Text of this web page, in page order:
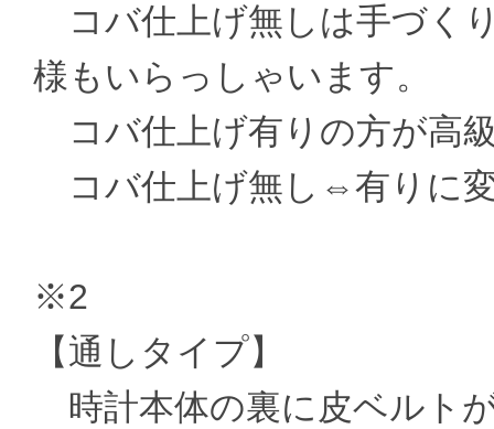
コバ仕上げ無しは手づく
様もいらっしゃいます。
コバ仕上げ有りの方が高
コバ仕上げ無し⇔有りに
※2
【通しタイプ】
時計本体の裏に皮ベルト